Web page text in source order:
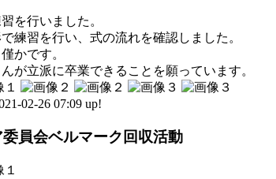
を行いました。
練習を行い、式の流れを確認しました。
かです。
が立派に卒業できることを願っています。
02-26 07:09 up!
員会ベルマーク回収活動